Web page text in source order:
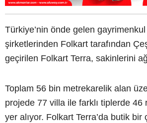
Türkiye’nin önde gelen
şirketlerinden Folkart tarafından
geçirilen Folkart Terra, sakinlerini
Toplam 56 bin metrekarelik alan
projede 77 villa ile farklı tiplerde 46
yer alıyor. Folkart Terra’da butik bir